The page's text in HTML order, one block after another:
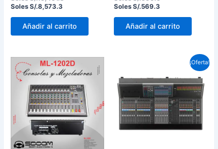
Soles S/.8,573.3
Añadir al carrito
Soles S/.569.3
Añadir al carrito
¡Oferta!
precio
original
era:
Soles
S/.161,805.0.
precio
actual
es:
Soles
S/.153,525.0.